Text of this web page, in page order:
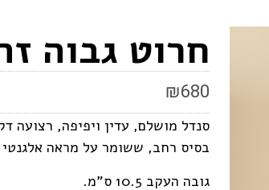
חרוט גבוה
₪680
סנדל מושלם, עדין ויפיפה, רצועה
בסיס רחב, ששומר על מראה אלגנטי
גובה העקב 10.5 ס"מ.